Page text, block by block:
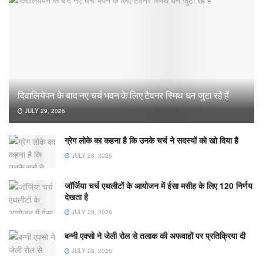
दिवालियेपन के बाद नए चर्च भवन के लिए टैवनर स्मिथ धन जुटा रहे हैं
JULY 29, 2026
ग्रेग लोके का कहना है कि उनके चर्च ने सदस्यों को खो दिया है
JULY 28, 2026
जॉर्जिया चर्च एथलीटों के आयोजन में ईसा मसीह के लिए 120 निर्णय
देखता है
JULY 28, 2026
बन्नी एक्सो ने जेली रोल से तलाक की अफवाहों पर प्रतिक्रिया दी
JULY 28, 2026